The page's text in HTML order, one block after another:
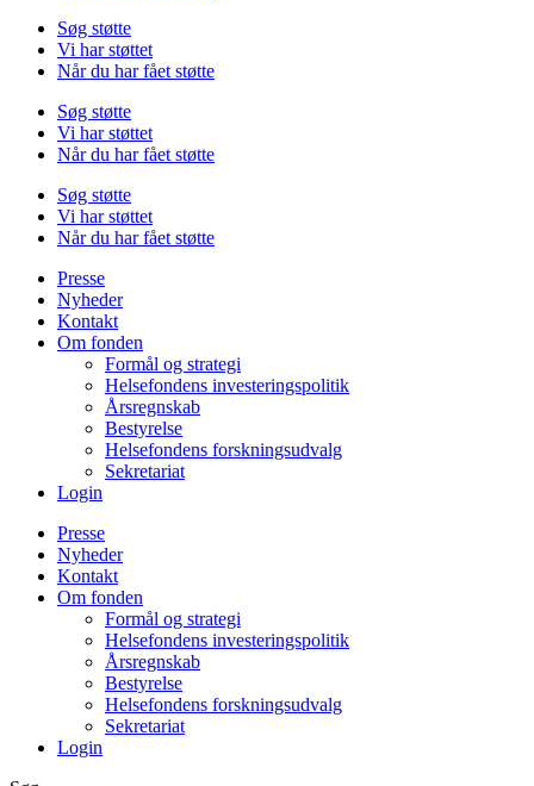
Søg støtte
Vi har støttet
Når du har fået støtte
Søg støtte
Vi har støttet
Når du har fået støtte
Søg støtte
Vi har støttet
Når du har fået støtte
Presse
Nyheder
Kontakt
Om fonden
Formål og strategi
Helsefondens investeringspolitik
Årsregnskab
Bestyrelse
Helsefondens forskningsudvalg
Sekretariat
Login
Presse
Nyheder
Kontakt
Om fonden
Formål og strategi
Helsefondens investeringspolitik
Årsregnskab
Bestyrelse
Helsefondens forskningsudvalg
Sekretariat
Login